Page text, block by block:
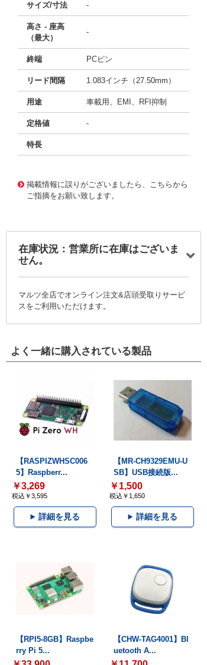
サイズ/寸法 -
高さ - 座高
（最大）
-
終端 PCピン
リード間隔 1.083インチ（27.50mm）
用途 車載用、EMI、RFI抑制
定格値 -
特長
掲載情報に誤りがございましたら、こちらから
ご指摘をお願い致します。
在庫状況：営業所に在庫はございま
せん。
マルツ全店でオンライン注文&店頭受取りサービ
スをご利用いただけます。
よく一緒に購入されている製品
【RASPIZWHSC006
5】Raspberr...
￥3,269
税込￥3,595
詳細を見る
【MR-CH9329EMU-U
SB】USB接続版...
￥1,500
税込￥1,650
詳細を見る
【RPI5-8GB】Raspbe
rry Pi 5...
【CHW-TAG4001】Bl
uetooth A...